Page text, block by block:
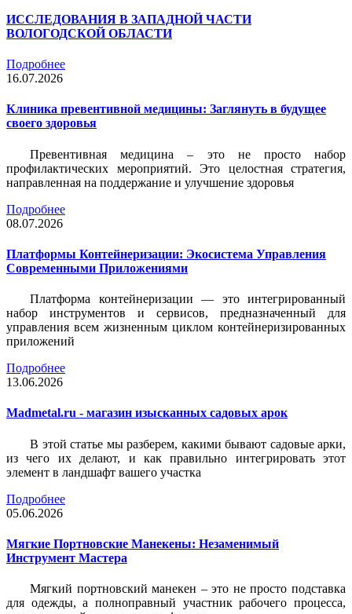
ИССЛЕДОВАНИЯ В ЗАПАДНОЙ ЧАСТИ
ВОЛОГОДСКОЙ ОБЛАСТИ
Подробнее
16.07.2026
Клиника превентивной медицины: Заглянуть в будущее
своего здоровья
Превентивная медицина – это не просто набор
профилактических мероприятий. Это целостная стратегия,
направленная на поддержание и улучшение здоровья
Подробнее
08.07.2026
Платформы Контейнеризации: Экосистема Управления
Современными Приложениями
Платформа контейнеризации — это интегрированный
набор инструментов и сервисов, предназначенный для
управления всем жизненным циклом контейнеризированных
приложений
Подробнее
13.06.2026
Madmetal.ru - магазин изысканных садовых арок
В этой статье мы разберем, какими бывают садовые арки,
из чего их делают, и как правильно интегрировать этот
элемент в ландшафт вашего участка
Подробнее
05.06.2026
Мягкие Портновские Манекены: Незаменимый
Инструмент Мастера
Мягкий портновский манекен – это не просто подставка
для одежды, а полноправный участник рабочего процесса,